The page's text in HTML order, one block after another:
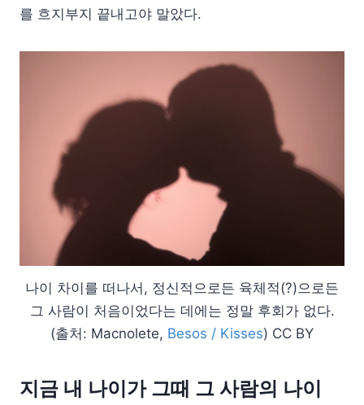
를 흐지부지 끝내고야 말았다.
나이 차이를 떠나서, 정신적으로든 육체적(?)으로든
그 사람이 처음이었다는 데에는 정말 후회가 없다.
(출처: Macnolete, Besos / Kisses) CC BY
지금 내 나이가 그때 그 사람의 나이